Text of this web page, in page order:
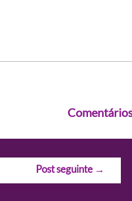
Post seguinte →